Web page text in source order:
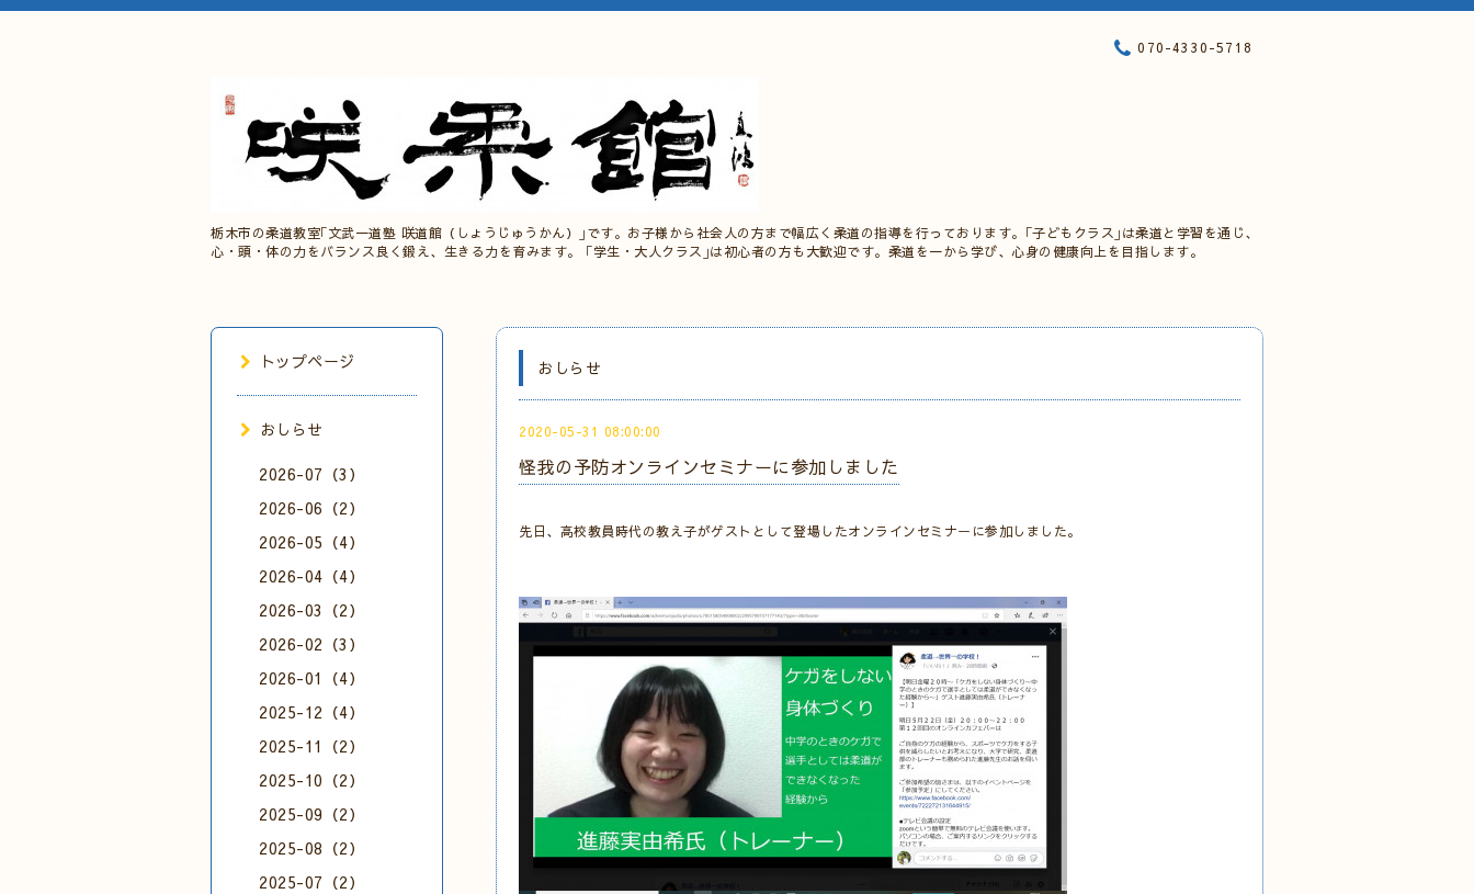
栃木市の柔道教室｢文武一道塾 咲道館（しょうじゅうかん）｣です。お子様から社会人の方まで幅広く柔道の指導を行っております。｢子どもクラス｣は柔道と学習を通じ、
心・頭・体の力をバランス良く鍛え、生きる力を育みます。 ｢学生・大人クラス｣は初心者の方も大歓迎です。柔道を一から学び、心身の健康向上を目指します。
070-4330-5718
おしらせ
2020-05-31 08:00:00
怪我の予防オンラインセミナーに参加しました
先日、高校教員時代の教え子がゲストとして登場したオンラインセミナーに参加しました。
トップページ
おしらせ
2026-07（3）
2026-06（2）
2026-05（4）
2026-04（4）
2026-03（2）
2026-02（3）
2026-01（4）
2025-12（4）
2025-11（2）
2025-10（2）
2025-09（2）
2025-08（2）
2025-07（2）